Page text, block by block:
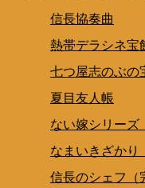
信長協奏曲
熱帯デラシネ宝
七つ屋志のぶの
夏目友人帳
ない嫁シリーズ
なまいきざかり
信長のシェフ（